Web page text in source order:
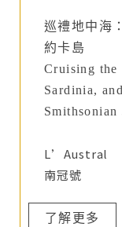
巡禮地中海
約卡島
Cruising the
Sardinia,
Smithsonian
L’Austral
南冠號
了解更多